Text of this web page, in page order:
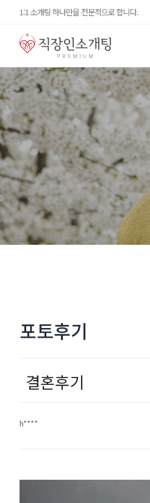
1:1 소개팅 하나만을 전문적으로 합니다.
포토후기
결혼후기
h****